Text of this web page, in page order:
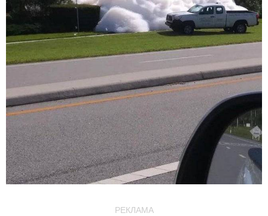
РЕКЛАМА